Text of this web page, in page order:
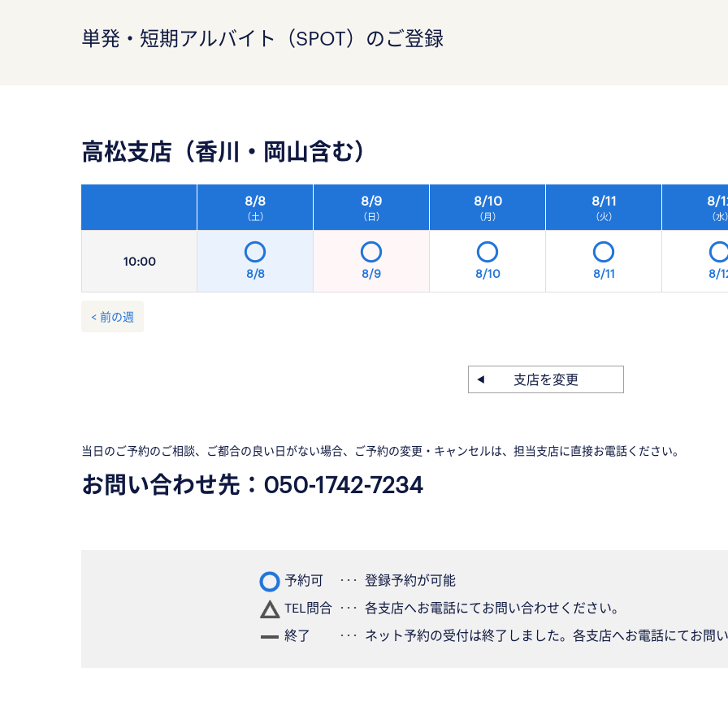
単発・短期アルバイト（SPOT）のご登録
高松支店（香川・岡山含む）
10:00
8/8
（土）
8/9
（日）
8/10
（月）
8/11
（火）
8/
（水）
8/8 8/9 8/10 8/11 8/
< 前の週
支店を変更
当日のご予約のご相談、ご都合の良い日がない場合、ご予約の変更・キャンセルは、担当支店に直接お電話ください。
お問い合わせ先： 050-1742-7234
予約可
登録予約が可能
TEL問合
各支店へお電話にてお問い合わせください。
終了
ネット予約の受付は終了しました。各支店へお電話にてお問い